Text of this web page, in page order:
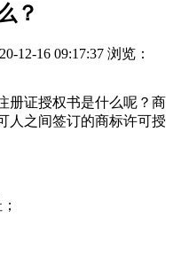
？
12-16 09:17:37 浏览：
册证授权书是什么呢？商
人之间签订的商标许可授